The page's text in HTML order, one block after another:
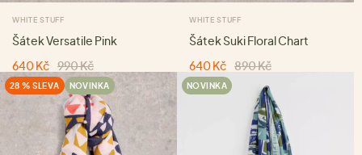
WHITE STUFF
Šátek Versatile Pink
640 Kč 990 Kč
WHITE STUFF
Šátek Suki Floral Chart
640 Kč 890 Kč
28 % SLEVA NOVINKA NOVINKA